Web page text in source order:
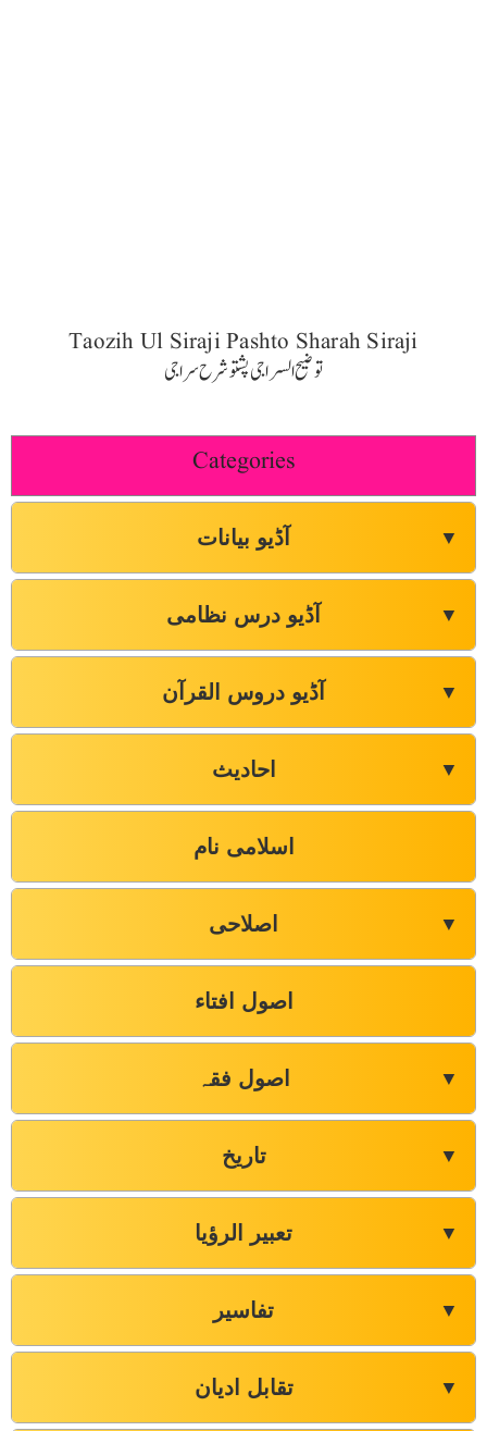
Taozih Ul Siraji Pashto Sharah Siraji
توضیح السراجی پشتو شرح سراجی
Categories
آڈیو بیانات ▼
آڈیو درس نظامی ▼
آڈیو دروس القرآن ▼
احادیث ▼
اسلامی نام
اصلاحی ▼
اصول افتاء
اصول فقہ ▼
تاریخ ▼
تعبیر الرؤیا ▼
تفاسیر ▼
تقابل ادیان ▼